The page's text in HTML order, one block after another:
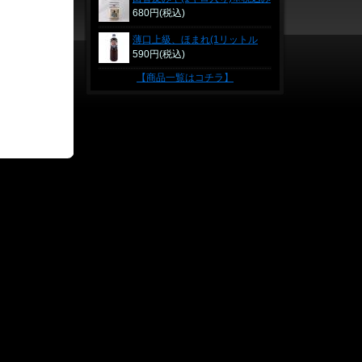
表示価格
680円(税込)
薄口上級、ほまれ(1リットル
PET)※税込み表示価格
590円(税込)
【商品一覧はコチラ】